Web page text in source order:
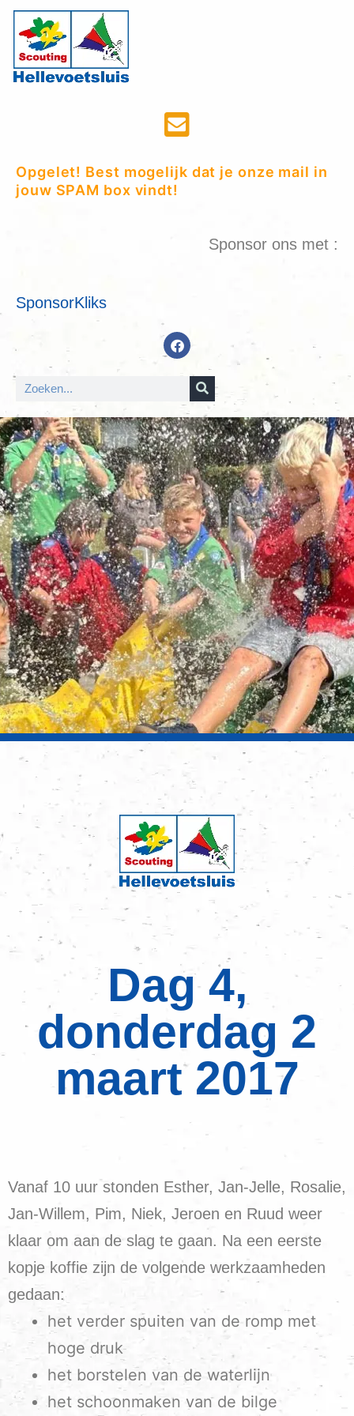
Opgelet! Best mogelijk dat je onze mail in
jouw SPAM box vindt!
Sponsor ons met :
SponsorKliks
Dag 4,
donderdag 2
maart 2017
Vanaf 10 uur stonden Esther, Jan-Jelle, Rosalie,
Jan-Willem, Pim, Niek, Jeroen en Ruud weer
klaar om aan de slag te gaan. Na een eerste
kopje koffie zijn de volgende werkzaamheden
gedaan:
het verder spuiten van de romp met
hoge druk
het borstelen van de waterlijn
het schoonmaken van de bilge